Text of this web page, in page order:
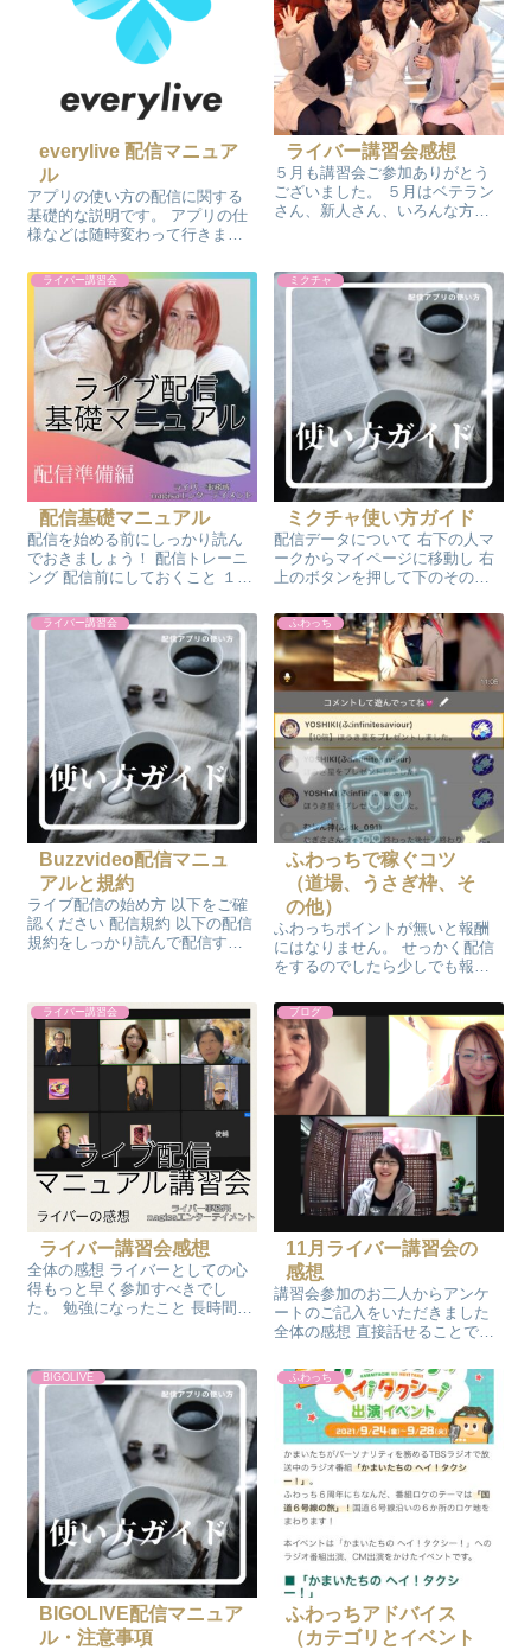
everylive 配信マニュア
ル
アプリの使い方の配信に関する
基礎的な説明です。 アプリの仕
様などは随時変わって行きます
をご確認ください。 このページ
の最後の配信の注意事項とルー
ルをご確認の上配信を行ってく
ださい。 配信と投稿の仕方 真ん
中の下の...
ライバー講習会感想
５月も講習会ご参加ありがとう
ございました。 ５月はベテラン
さん、新人さん、いろんな方が
ます。 参加ライバー 皆さんこれ
からも頑張ってくださいね！ ラ
イバー申し込み・問い合わせは
ライバー講習会
配信基礎マニュアル
配信を始める前にしっかり読ん
でおきましょう！ 配信トレーニ
ング 配信前にしておくこと １、
リが決まったらまずはアカウン
トを作ります。 まずは配信アプ
リをGoogle StoreやApple Store
などからダ...
ミクチャ
ミクチャ使い方ガイド
配信データについて 右下の人マ
ークからマイページに移動し 右
上のボタンを押して下のその他
録」を開くと確認ができます イ
ベントの参加方法 ライブ配信を
するに当たっての規約を十分に
読んでから配信をお願いいたし
ます ラ...
ライバー講習会
Buzzvideo配信マニュ
アルと規約
ライブ配信の始め方 以下をご確
認ください 配信規約 以下の配信
規約をしっかり読んで配信する
い 配信規約に気をつけて楽しい
配信をお願いいたします
ふわっち
ふわっちで稼ぐコツ
（道場、うさぎ枠、そ
の他）
ふわっちポイントが無いと報酬
にはなりません。 せっかく配信
をするのでしたら少しでも報酬
が貰えるように工夫して配信し
てみましょう！ ふわっちは有料
アイテムを貰えないと配信をし
ても基本ふわっちポイントは0ポ
イントです...
ライバー講習会
ライバー講習会感想
全体の感想 ライバーとしての心
得もっと早く参加すべきでし
た。 勉強になったこと 長時間配
いたとこ 入室コメント対応⭕️ で
きていなかったとこ 定期配信❌
今後の目標 配信ゴールデン...
ブログ
11月ライバー講習会の
感想
講習会参加のお二人からアンケ
ートのご記入をいただきました
全体の感想 直接話せることで、
認できて良かったです 勉強にな
ったこと SNSとの連動や活用術
はすぐに実践が出来るので良か
ったです できていたとこ 定期...
BIGOLIVE
BIGOLIVE配信マニュア
ル・注意事項
ふわっち
ふわっちアドバイス
（カテゴリとイベント